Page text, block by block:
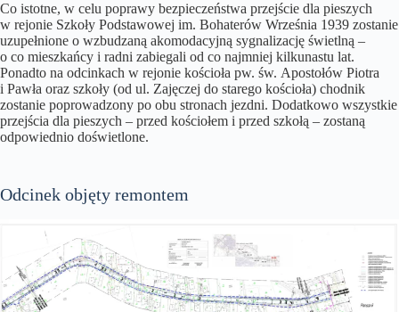
Co istotne, w celu poprawy bezpieczeństwa przejście dla pieszych
w rejonie Szkoły Podstawowej im. Bohaterów Września 1939 zostanie
uzupełnione o wzbudzaną akomodacyjną sygnalizację świetlną –
o co mieszkańcy i radni zabiegali od co najmniej kilkunastu lat.
Ponadto na odcinkach w rejonie kościoła pw. św. Apostołów Piotra
i Pawła oraz szkoły (od ul. Zajęczej do starego kościoła) chodnik
zostanie poprowadzony po obu stronach jezdni. Dodatkowo wszystkie
przejścia dla pieszych – przed kościołem i przed szkołą – zostaną
odpowiednio doświetlone.
Odcinek objęty remontem